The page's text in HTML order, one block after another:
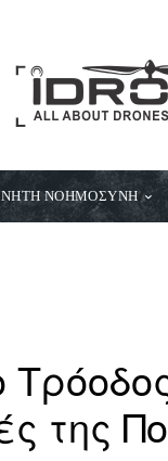
ΝΟΗΜΟΣΥΝΗ
της